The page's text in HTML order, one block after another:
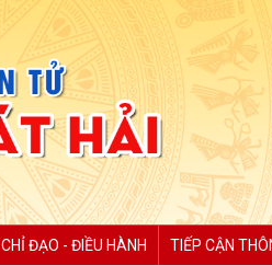
CHỈ ĐẠO - ĐIỀU HÀNH TIẾP CẬN